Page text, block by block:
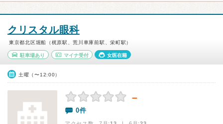
クリスタル眼科
東京都北区堀船（梶原駅、荒川車庫前駅、栄町駅）
駐車場あり マイナ受付 女医在籍
土曜（〜12:00）
－
0件